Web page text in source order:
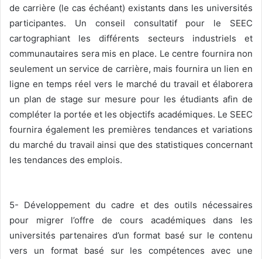
de carrière (le cas échéant) existants dans les universités
participantes. Un conseil consultatif pour le SEEC
cartographiant les différents secteurs industriels et
communautaires sera mis en place. Le centre fournira non
seulement un service de carrière, mais fournira un lien en
ligne en temps réel vers le marché du travail et élaborera
un plan de stage sur mesure pour les étudiants afin de
compléter la portée et les objectifs académiques. Le SEEC
fournira également les premières tendances et variations
du marché du travail ainsi que des statistiques concernant
les tendances des emplois.
5- Développement du cadre et des outils nécessaires
pour migrer l’offre de cours académiques dans les
universités partenaires d’un format basé sur le contenu
vers un format basé sur les compétences avec une